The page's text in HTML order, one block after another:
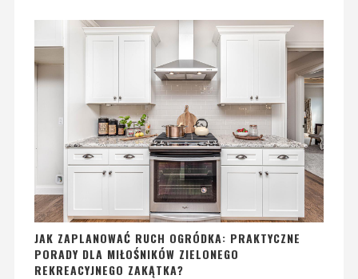
JAK ZAPLANOWAĆ RUCH OGRÓDKA: PRAKTYCZNE
PORADY DLA MIŁOŚNIKÓW ZIELONEGO
REKREACYJNEGO ZAKĄTKA?